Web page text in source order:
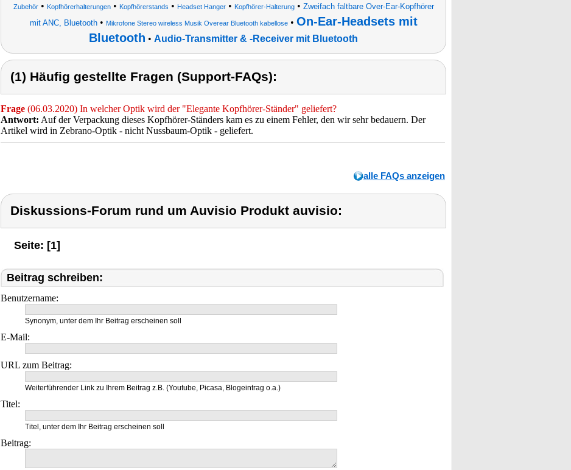
Zubehör• Kopfhörerhalterungen• Kopfhörerstands • Headset Hanger• Kopfhörer-Halterung• Zweifach faltbare Over-Ear-Kopfhörer
mit ANC, Bluetooth• Mikrofone Stereo wireless Musik Overear Bluetooth kabellose• On-Ear-Headsets mit
Bluetooth • Audio-Transmitter & -Receiver mit Bluetooth
(1) Häufig gestellte Fragen (Support-FAQs):
Frage (06.03.2020) In welcher Optik wird der "Elegante Kopfhörer-Ständer" geliefert?
Antwort: Auf der Verpackung dieses Kopfhörer-Ständers kam es zu einem Fehler, den wir sehr bedauern. Der
Artikel wird in Zebrano-Optik - nicht Nussbaum-Optik - geliefert.
alle FAQs anzeigen
Diskussions-Forum rund um Auvisio Produkt auvisio:
Seite: [1]
Beitrag schreiben:
Benutzername:
Synonym, unter dem Ihr Beitrag erscheinen soll
E-Mail:
URL zum Beitrag:
Weiterführender Link zu Ihrem Beitrag z.B. (Youtube, Picasa, Blogeintrag o.a.)
Titel:
Titel, unter dem Ihr Beitrag erscheinen soll
Beitrag: